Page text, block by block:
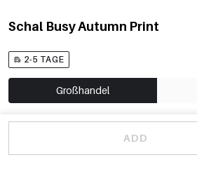
Schal Busy Autumn Print
2-5 TAGE
Großhandel
ADD